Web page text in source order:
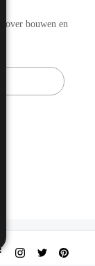
over bouwen en